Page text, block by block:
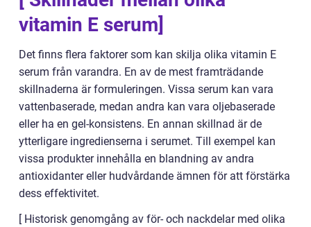
vitamin E serum]
Det finns flera faktorer som kan skilja olika vitamin E
serum från varandra. En av de mest framträdande
skillnaderna är formuleringen. Vissa serum kan vara
vattenbaserade, medan andra kan vara oljebaserade
eller ha en gel-konsistens. En annan skillnad är de
ytterligare ingredienserna i serumet. Till exempel kan
vissa produkter innehålla en blandning av andra
antioxidanter eller hudvårdande ämnen för att förstärka
dess effektivitet.
[ Historisk genomgång av för- och nackdelar med olika